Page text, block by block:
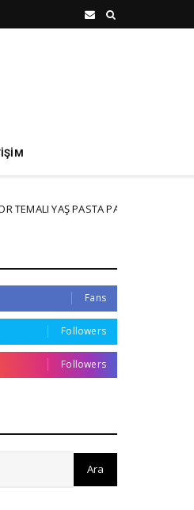
PASTA PART3 NEW
Fans
Followers
Followers